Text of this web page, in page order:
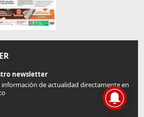
newsletter
información de actualidad directamente en